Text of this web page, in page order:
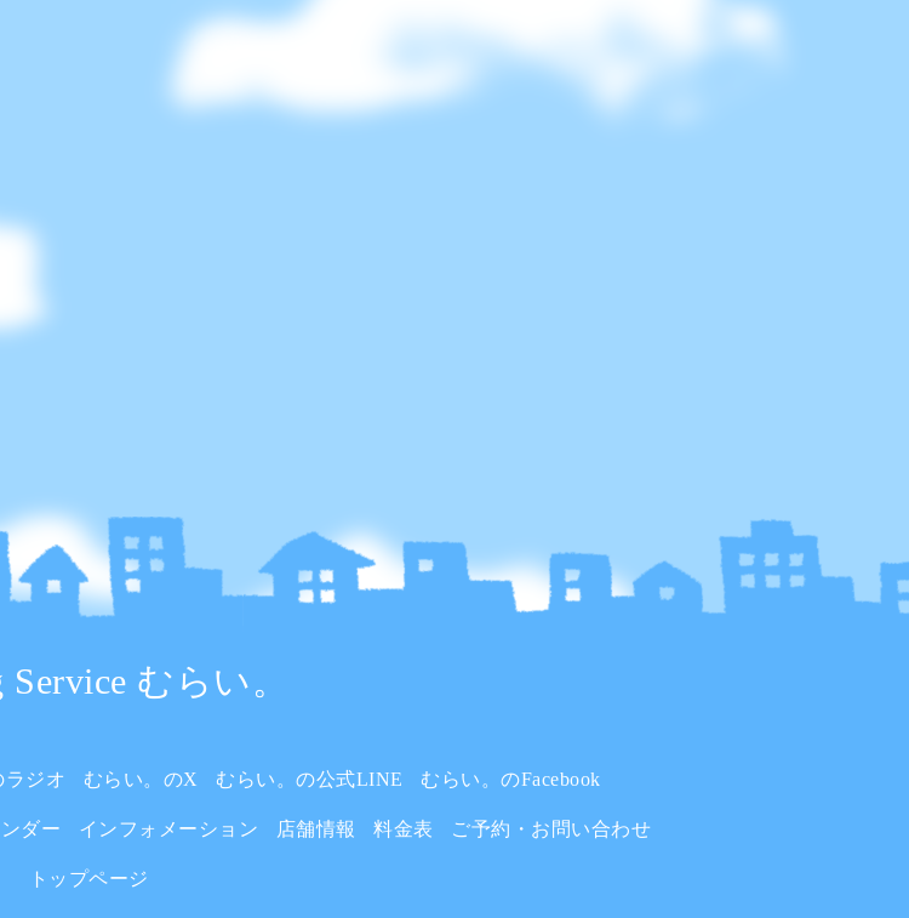
むらい。
ラジオ むらい。のX むらい。の公式LINE むらい。のFacebook
ダー インフォメーション 店舗情報 料金表 ご予約・お問い合わせ
トップページ